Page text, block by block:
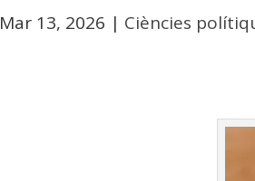
Mar 13, 2026 | Ciències